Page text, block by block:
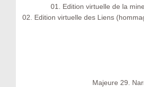
01. Edition virtuelle de la
02. Edition virtuelle des Liens
Majeure 29.